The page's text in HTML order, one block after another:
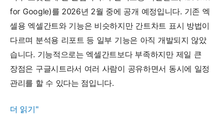
버
for Google)를 2026년 2월 중에 공개 예정입니다. 기존 엑
셀용 엑셀간트와 기능은 비슷하지만 간트차트 표시 방법이
다르며 분석용 리포트 등 일부 기능은 아직 개발되지 않았
습니다. 기능적으로는 엑셀간트보다 부족하지만 제일 큰
장점은 구글시트라서 여러 사람이 공유하면서 동시에 일정
관리를 할 수 있다는 점입니다.
구
더 읽기"